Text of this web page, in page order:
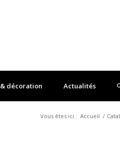
décoration Actualités
Vous êtes ici : Accueil /